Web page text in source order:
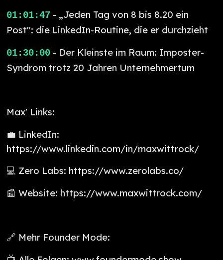
01:01:47 - „Jeden Tag von 8 bis 8.20 ein
Post": die LinkedIn-Routine, die er durchzieht
01:30:00 - Der Kleinste im Raum: Imposter-
Syndrom trotz 20 Jahren Unternehmertum
Max' Links:
💼 LinkedIn:
https://www.linkedin.com/in/maxwittrock/
💻 Zero Labs: https://www.zerolabs.co/
📰 Website: https://www.maxwittrock.com/
🔗 Mehr Founder Mode: